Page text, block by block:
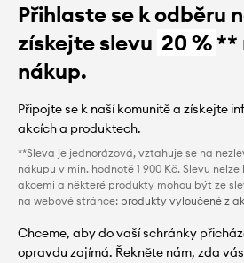
Přihlaste se k odběru
získejte slevu 20 %**
nákup.
Připojte se k naší komunitě a získejte
akcích a produktech.
**Sleva je jednorázová, vztahuje se na
nákupu v min. hodnotě 1 900 Kč. Slevu
akcemi a některé produkty mohou být ze
na webové stránce: produkty vyloučené z
Chceme, aby do vaší schránky
opravdu zajímá. Řekněte nám, zda